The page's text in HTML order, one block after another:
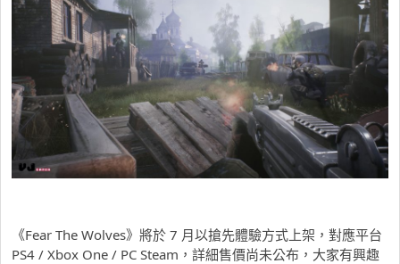
《Fear The Wolves》將於 7 月以搶先體驗方式上架，對應平台
PS4 / Xbox One / PC Steam，詳細售價尚未公布，大家有興趣